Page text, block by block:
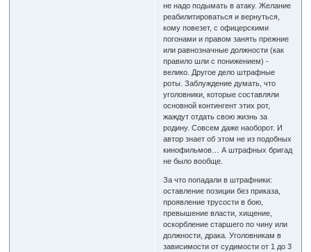
не надо подымать в атаку. Желание
реабилитироваться и вернуться,
кому повезет, с офицерскими
погонами и правом занять прежние
или равнозначные должности (как
правило шли с понижением) -
велико. Другое дело штрафные
роты. Заблуждение думать, что
уголовники, которые составляли
основной контингент этих рот,
жаждут отдать свою жизнь за
родину. Совсем даже наоборот. И
автор знает об этом не из подобных
кинофильмов… А штрафных бригад
не было вообще.
За что попадали в штрафники:
оставление позиции без приказа,
проявление трусости в бою,
превышение власти, хищение,
оскорбление старшего по чину или
должности, драка. Уголовникам в
зависимости от судимости от 1 до 3